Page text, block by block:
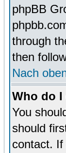
phpBB
through
then
Nach
Who do
You
should
contact.